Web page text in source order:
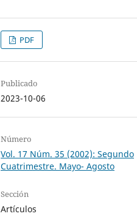
PDF
Publicado
2023-10-06
Número
Vol. 17 Núm. 35 (2002): Segundo
Cuatrimestre. Mayo- Agosto
Sección
Artículos